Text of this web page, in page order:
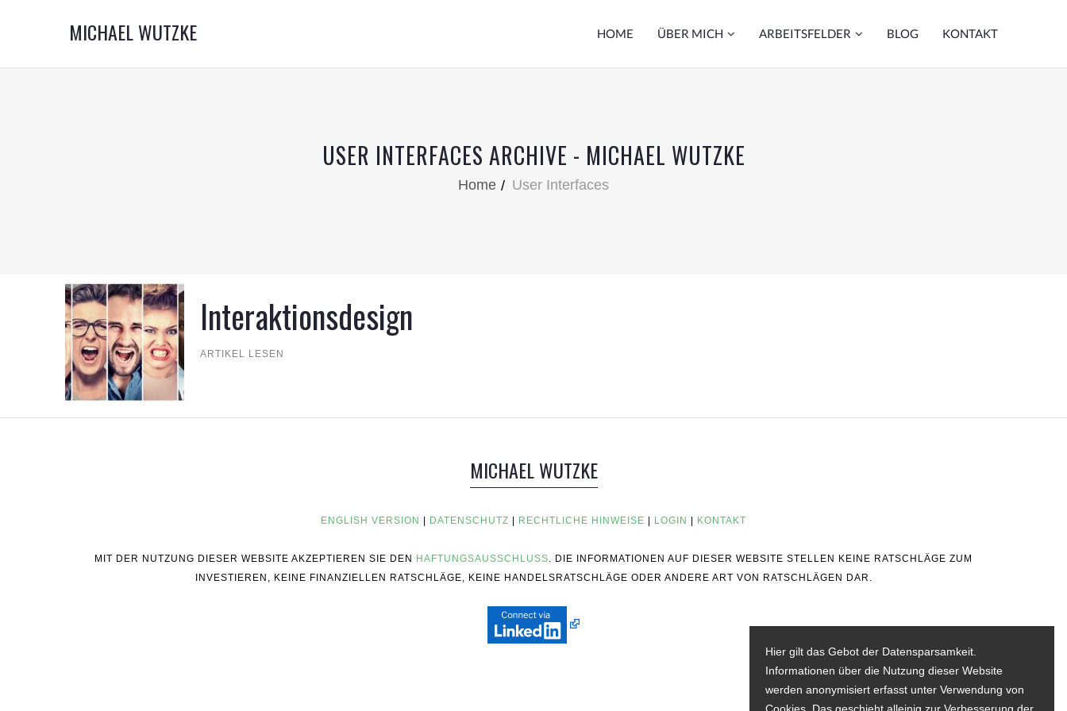
MICHAEL WUTZKE HOME ÜBER MICH ARBEITSFELDER BLOG KONTAKT
USER INTERFACES ARCHIVE - MICHAEL WUTZKE
Home User Interfaces
Interaktionsdesign
ARTIKEL LESEN
MICHAEL WUTZKE
ENGLISH VERSION DATENSCHUTZ RECHTLICHE HINWEISE LOGIN KONTAKT
MIT DER NUTZUNG DIESER WEBSITE AKZEPTIEREN SIE DEN HAFTUNGSAUSSCHLUSS. DIE INFORMATIONEN AUF DIESER WEBSITE STELLEN KEINE RATSCHLÄGE ZUM
INVESTIEREN, KEINE FINANZIELLEN RATSCHLÄGE, KEINE HANDELSRATSCHLÄGE ODER ANDERE ART VON RATSCHLÄGEN DAR.
Hier gilt das Gebot der Datensparsamkeit.
Informationen über die Nutzung dieser Website
werden anonymisiert erfasst unter Verwendung von